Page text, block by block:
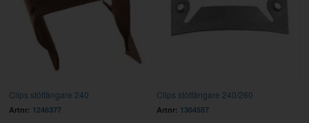
Clips stötfångare 240
Artnr: 1246377
Clips stötfångare 240/260
Artnr: 1304557